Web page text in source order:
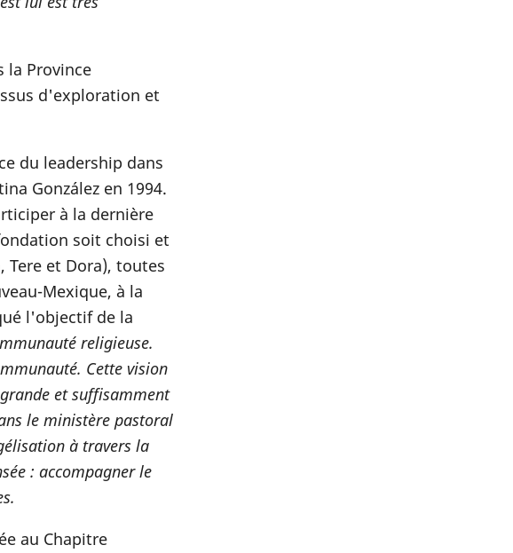
la Province
d'exploration et
du leadership dans
González en 1994.
à la dernière
soit choisi et
et Dora), toutes
Mexique, à la
l'objectif de la
religieuse.
Cette vision
et suffisamment
le ministère pastoral
à travers la
: accompagner le
au Chapitre